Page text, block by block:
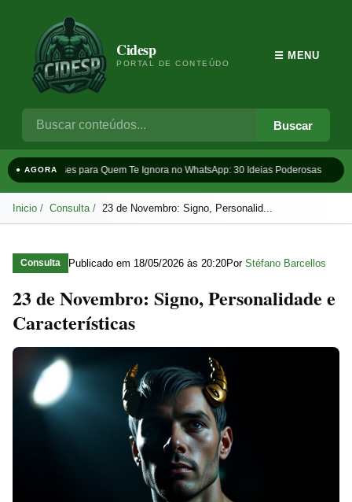
Cidesp
PORTAL DE CONTEÚDO
Buscar
☰ MENU
● AGORAFrases para Quem Te Ignora no WhatsApp: 30 Ideias Poderosas
Inicio Consulta 23 de Novembro: Signo, Personalid...
Consulta Publicado em 18/05/2026 às 20:20Por Stéfano Barcellos
23 de Novembro: Signo, Personalidade e
Características